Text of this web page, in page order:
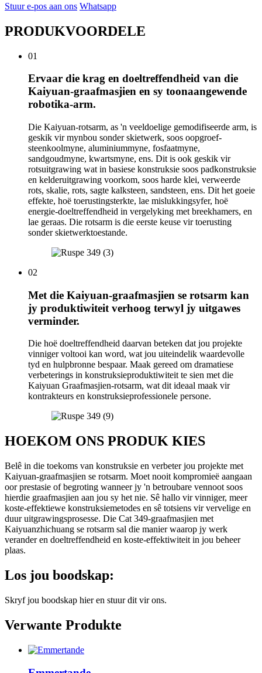
Stuur e-pos aan ons Whatsapp
PRODUKVOORDELE
01
Ervaar die krag en doeltreffendheid van die
Kaiyuan-graafmasjien en sy toonaangewende
robotika-arm.
Die Kaiyuan-rotsarm, as 'n veeldoelige gemodifiseerde arm, is
geskik vir mynbou sonder skietwerk, soos oopgroef-
steenkoolmyne, aluminiummyne, fosfaatmyne,
sandgoudmyne, kwartsmyne, ens. Dit is ook geskik vir
rotsuitgrawing wat in basiese konstruksie soos padkonstruksie
en kelderuitgrawing voorkom, soos harde klei, verweerde
rots, skalie, rots, sagte kalksteen, sandsteen, ens. Dit het goeie
effekte, hoë toerustingsterkte, lae mislukkingsyfer, hoë
energie-doeltreffendheid in vergelyking met breekhamers, en
lae geraas. Die rotsarm is die eerste keuse vir toerusting
sonder skietwerktoestande.
02
Met die Kaiyuan-graafmasjien se rotsarm kan
jy produktiwiteit verhoog terwyl jy uitgawes
verminder.
Die hoë doeltreffendheid daarvan beteken dat jou projekte
vinniger voltooi kan word, wat jou uiteindelik waardevolle
tyd en hulpbronne bespaar. Maak gereed om dramatiese
verbeterings in konstruksieproduktiwiteit te sien met die
Kaiyuan Graafmasjien-rotsarm, wat dit ideaal maak vir
kontrakteurs en konstruksieprofessionele persone.
HOEKOM ONS PRODUK KIES
Belê in die toekoms van konstruksie en verbeter jou projekte met
Kaiyuan-graafmasjien se rotsarm. Moet nooit kompromieë aangaan
oor prestasie of begroting wanneer jy 'n betroubare vennoot soos
hierdie graafmasjien aan jou sy het nie. Sê hallo vir vinniger, meer
koste-effektiewe konstruksiemetodes en sê totsiens vir vervelige en
duur uitgrawingsprosesse. Die Cat 349-graafmasjien met
Kaiyuanzhichuang se rotsarm sal die manier waarop jy werk
verander en doeltreffendheid en koste-effektiwiteit in jou beheer
plaas.
Los jou boodskap:
Skryf jou boodskap hier en stuur dit vir ons.
Verwante Produkte